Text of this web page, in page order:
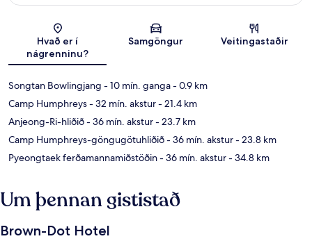
Kort
Hvað er í
nágrenninu?
Samgöngur Veitingastaðir
Songtan Bowlingjang - 10 mín. ganga- 0.9 km
Camp Humphreys- 32 mín. akstur- 21.4 km
Anjeong-Ri-hliðið- 36 mín. akstur- 23.7 km
Camp Humphreys-göngugötuhliðið- 36 mín. akstur- 23.8 km
Pyeongtaek ferðamannamiðstöðin- 36 mín. akstur- 34.8 km
Um þennan gististað
Brown-Dot Hotel